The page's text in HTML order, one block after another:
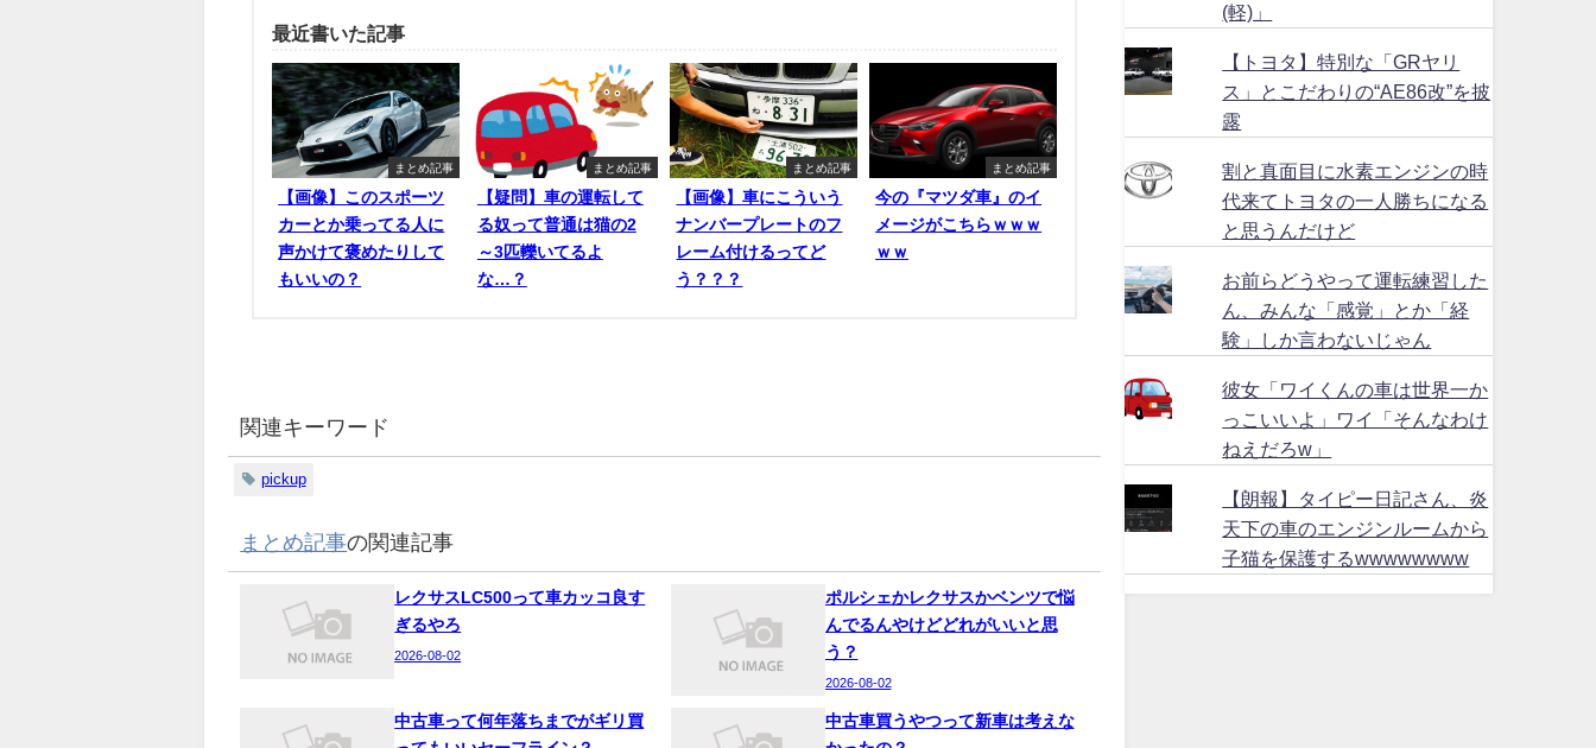
最近書いた記事
まとめ記事
【画像】このスポーツ
カーとか乗ってる人に
声かけて褒めたりして
もいいの？
まとめ記事
【疑問】車の運転して
る奴って普通は猫の2
～3匹轢いてるよ
な…？
まとめ記事
【画像】車にこういう
ナンバープレートのフ
レーム付けるってど
う？？？
まとめ記事
今の『マツダ車』のイ
メージがこちらｗｗｗ
ｗｗ
関連キーワード
pickup
まとめ記事の関連記事
レクサスLC500って車カッコ良す
ぎるやろ
2026-08-02
ポルシェかレクサスかベンツで悩
んでるんやけどどれがいいと思
う？
2026-08-02
中古車って何年落ちまでがギリ買
中古車買うやつって新車は考えな
(軽)」
【トヨタ】特別な「GRヤリ
ス」とこだわりの“AE86改”を披
露
割と真面目に水素エンジンの時
代来てトヨタの一人勝ちになる
と思うんだけど
お前らどうやって運転練習した
ん、みんな「感覚」とか「経
験」しか言わないじゃん
彼女「ワイくんの車は世界一か
っこいいよ」ワイ「そんなわけ
ねえだろw」
【朗報】タイピー日記さん、炎
天下の車のエンジンルームから
子猫を保護するwwwwwwww